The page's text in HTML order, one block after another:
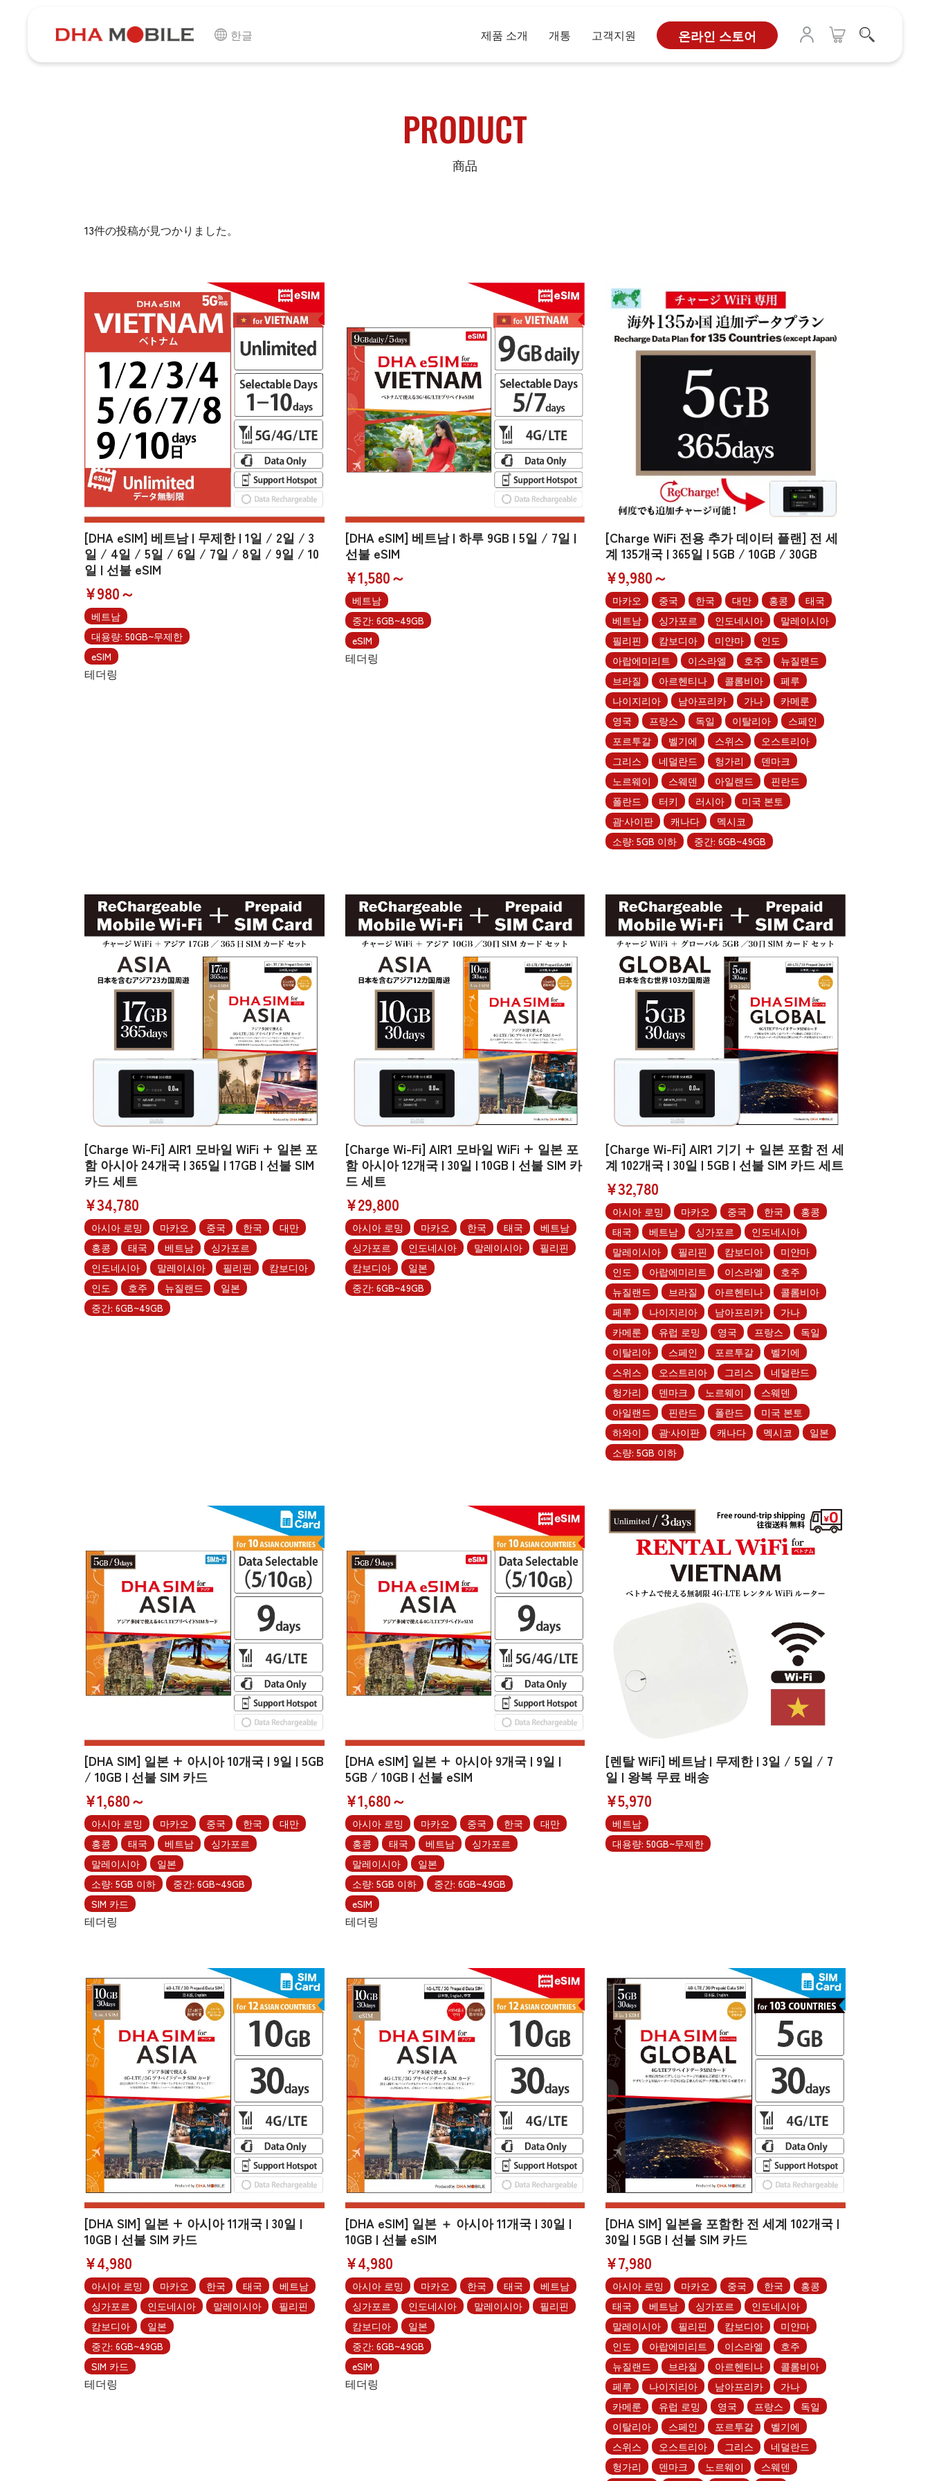
한글 제품 소개 개통 고객지원 온라인 스토어
PRODUCT
商品
13件の投稿が見つかりました。
[DHA eSIM] 베트남 | 무제한 | 1일 / 2일 / 3
일 / 4일 / 5일 / 6일 / 7일 / 8일 / 9일 / 10
일 | 선불 eSIM
¥980～
베트남
대용량: 50GB~무제한
eSIM
테더링
[DHA eSIM] 베트남 | 하루 9GB | 5일 / 7일 |
선불 eSIM
¥1,580～
베트남
중간: 6GB~49GB
eSIM
테더링
[Charge WiFi 전용 추가 데이터 플랜] 전 세
계 135개국 | 365일 | 5GB / 10GB / 30GB
¥9,980～
마카오 중국 한국 대만 홍콩
태국
베트남
싱가포르 인도네시아
말레이시아
필리핀
캄보디아 미얀마
인도
아랍에미리트
이스라엘 호주
뉴질랜드
브라질
아르헨티나 콜롬비아
페루
나이지리아
남아프리카 가나
카메룬
영국
프랑스 독일 이탈리아
스페인
포르투갈
벨기에 스위스
오스트리아
그리스
네덜란드 헝가리
덴마크
노르웨이
스웨덴 아일랜드
핀란드
폴란드
터키 러시아
미국 본토
괌·사이판
캐나다
멕시코
소량: 5GB 이하
중간: 6GB~49GB
[Charge Wi-Fi] AIR1 모바일 WiFi + 일본 포
함 아시아 24개국 | 365일 | 17GB | 선불 SIM
카드 세트
¥34,780
아시아 로밍 마카오 중국 한국
대만
홍콩
태국 베트남
싱가포르
인도네시아
말레이시아 필리핀
캄보디아
인도
호주 뉴질랜드
일본
중간: 6GB~49GB
[Charge Wi-Fi] AIR1 모바일 WiFi + 일본 포
함 아시아 12개국 | 30일 | 10GB | 선불 SIM 카
드 세트
¥29,800
아시아 로밍 마카오 한국 태국
베트남
싱가포르
인도네시아 말레이시아
필리핀
캄보디아
일본
중간: 6GB~49GB
[Charge Wi-Fi] AIR1 기기 + 일본 포함 전 세
계 102개국 | 30일 | 5GB | 선불 SIM 카드 세트
¥32,780
아시아 로밍 마카오 중국 한국
홍콩
태국
베트남 싱가포르
인도네시아
말레이시아
필리핀 캄보디아
미얀마
인도
아랍에미리트 이스라엘
호주
뉴질랜드
브라질 아르헨티나
콜롬비아
페루
나이지리아 남아프리카
가나
카메룬
유럽 로밍 영국 프랑스
독일
이탈리아
스페인 포르투갈
벨기에
스위스
오스트리아 그리스
네덜란드
헝가리
덴마크 노르웨이
스웨덴
아일랜드
핀란드 폴란드
미국 본토
하와이
괌·사이판 캐나다 멕시코
일본
소량: 5GB 이하
[DHA SIM] 일본 + 아시아 10개국 | 9일 | 5GB
/ 10GB | 선불 SIM 카드
¥1,680～
아시아 로밍 마카오 중국 한국
대만
홍콩
태국 베트남
싱가포르
말레이시아
일본
소량: 5GB 이하
중간: 6GB~49GB
SIM 카드
테더링
[DHA eSIM] 일본 + 아시아 9개국 | 9일 |
5GB / 10GB | 선불 eSIM
¥1,680～
아시아 로밍 마카오 중국 한국
대만
홍콩
태국 베트남
싱가포르
말레이시아
일본
소량: 5GB 이하
중간: 6GB~49GB
eSIM
테더링
[렌탈 WiFi] 베트남 | 무제한 | 3일 / 5일 / 7
일 | 왕복 무료 배송
¥5,970
베트남
대용량: 50GB~무제한
[DHA SIM] 일본 + 아시아 11개국 | 30일 |
10GB | 선불 SIM 카드
¥4,980
아시아 로밍 마카오 한국 태국
베트남
싱가포르
인도네시아 말레이시아
필리핀
캄보디아
일본
중간: 6GB~49GB
SIM 카드
테더링
[DHA eSIM] 일본 ＋ 아시아 11개국 | 30일 |
10GB | 선불 eSIM
¥4,980
아시아 로밍 마카오 한국 태국
베트남
싱가포르
인도네시아 말레이시아
필리핀
캄보디아
일본
중간: 6GB~49GB
eSIM
테더링
[DHA SIM] 일본을 포함한 전 세계 102개국 |
30일 | 5GB | 선불 SIM 카드
¥7,980
아시아 로밍 마카오 중국 한국
홍콩
태국
베트남 싱가포르
인도네시아
말레이시아
필리핀 캄보디아
미얀마
인도
아랍에미리트 이스라엘
호주
뉴질랜드
브라질 아르헨티나
콜롬비아
페루
나이지리아 남아프리카
가나
카메룬
유럽 로밍 영국 프랑스
독일
이탈리아
스페인 포르투갈
벨기에
스위스
오스트리아 그리스
네덜란드
헝가리
덴마크 노르웨이
스웨덴